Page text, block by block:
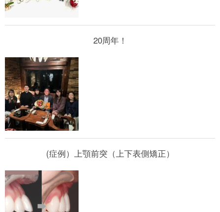
20周年！
(症例）上顎前突（上下表側矯正）